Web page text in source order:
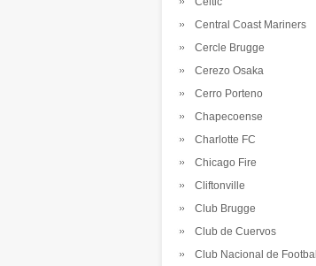
Central Coast Mariners
Cercle Brugge
Cerezo Osaka
Cerro Porteno
Chapecoense
Charlotte FC
Chicago Fire
Cliftonville
Club Brugge
Club de Cuervos
Club Nacional de Football